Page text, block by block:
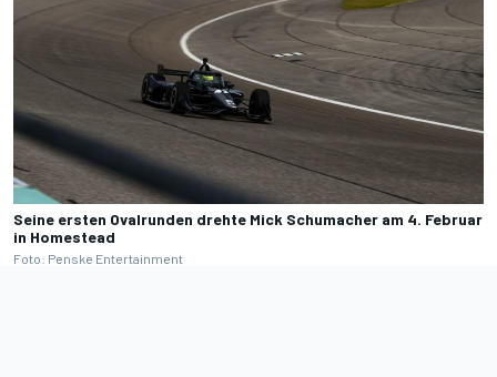
Seine ersten Ovalrunden drehte Mick Schumacher am 4. Februar
in Homestead
Foto: Penske Entertainment